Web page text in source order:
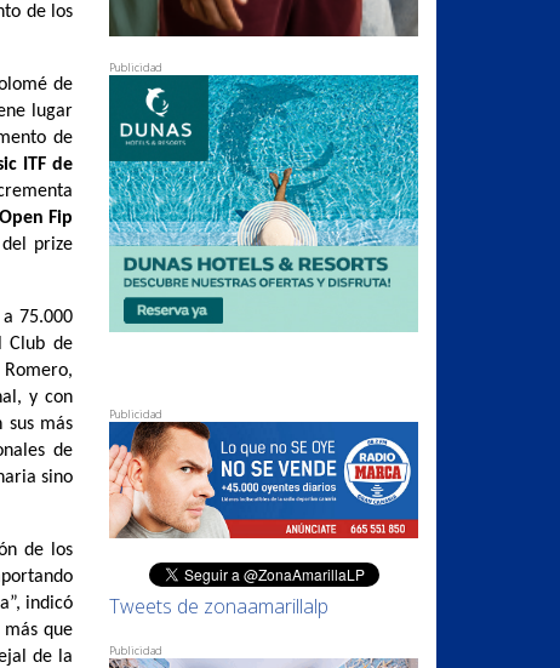
de los
de
lugar
de
ITF de
Open Fip
prize
75.000
Club de
y con
más
de
sino
de los
indicó
que
de la
Publicidad
Publicidad
Tweets de zonaamarillalp
Publicidad